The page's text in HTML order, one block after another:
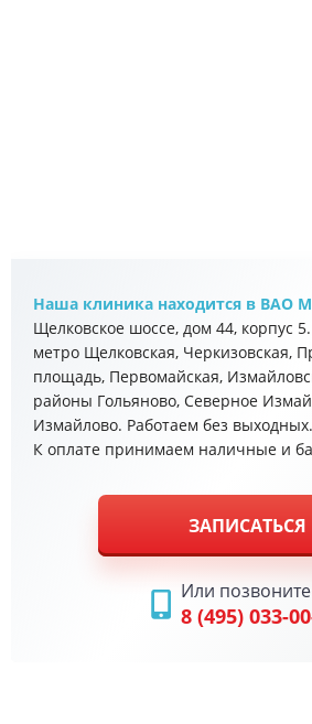
Наша клиника находится в ВАО
Щелковское шоссе, дом 44, корпус
метро Щелковская, Черкизовская,
площадь, Первомайская,
районы Гольяново, Северное
Измайлово. Работаем без выходных.
К оплате принимаем наличные и
ЗАПИСАТЬСЯ
Или
8 (495) 033-